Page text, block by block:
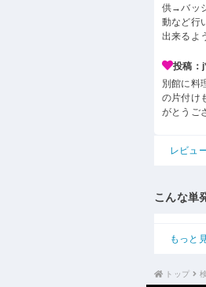
供→バッ
動など行
出来るよ
投稿
別館に料
の片付け
がとうご
レビュ
こんな単
もっと
トップ